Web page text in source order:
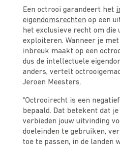
Een octrooi garandeert het
eigendomsrechten op een
het exclusieve recht om die
exploiteren. Wanneer je
inbreuk maakt op een
dus de intellectuele
anders, vertelt
Jeroen Meesters.
“Octrooirecht is een
bepaald. Dat betekent dat
verbieden jouw uitvinding
doeleinden te gebruiken,
toe te passen, in de landen